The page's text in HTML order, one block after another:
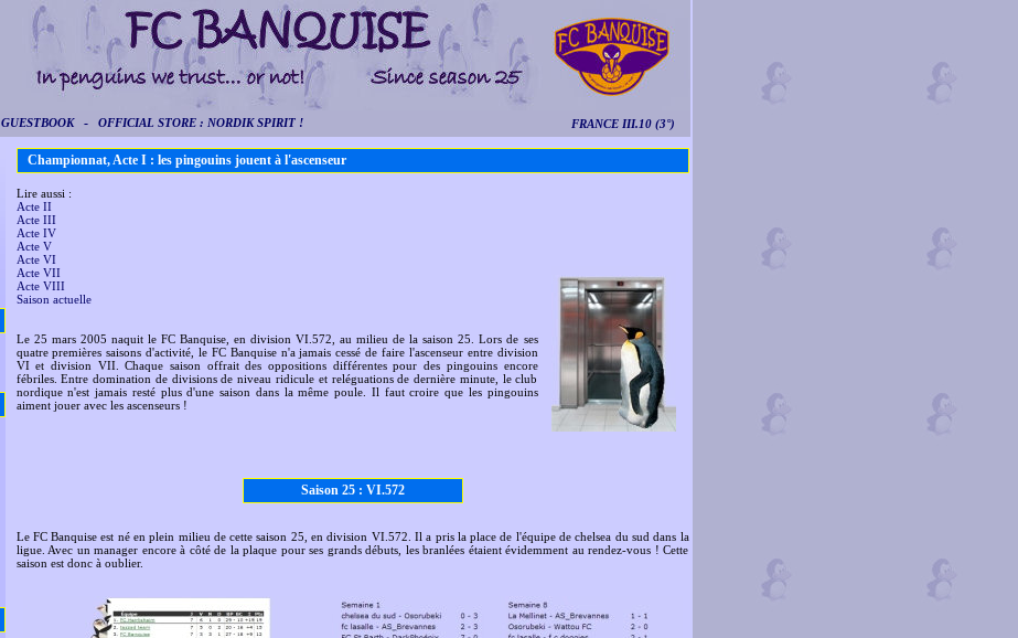
GUESTBOOK- OFFICIAL STORE : NORDIK SPIRIT ! FRANCE III.10 (3°)
Championnat, Acte I : les pingouins jouent à l'ascenseur
Lire aussi :
Acte II
Acte III
Acte IV
Acte V
Acte VI
Acte VII
Acte VIII
Saison actuelle
Le 25 mars 2005 naquit le FC Banquise, en division VI.572, au milieu de la saison 25. Lors de ses
quatre premières saisons d'activité, le FC Banquise n'a jamais cessé de faire l'ascenseur entre division
VI et division VII. Chaque saison offrait des oppositions différentes pour des pingouins encore
fébriles. Entre domination de divisions de niveau ridicule et reléguations de dernière minute, le club
nordique n'est jamais resté plus d'une saison dans la même poule. Il faut croire que les pingouins
aiment jouer avec les ascenseurs !
Saison 25 : VI.572
Le FC Banquise est né en plein milieu de cette saison 25, en division VI.572. Il a pris la place de l'équipe de chelsea du sud dans la
ligue. Avec un manager encore à côté de la plaque pour ses grands débuts, les branlées étaient évidemment au rendez-vous ! Cette
saison est donc à oublier.